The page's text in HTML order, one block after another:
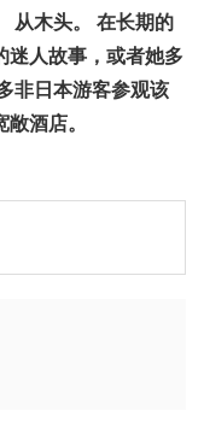
从木头。 在长期的
迷人故事，或者她多
非日本游客参观该
酒店。